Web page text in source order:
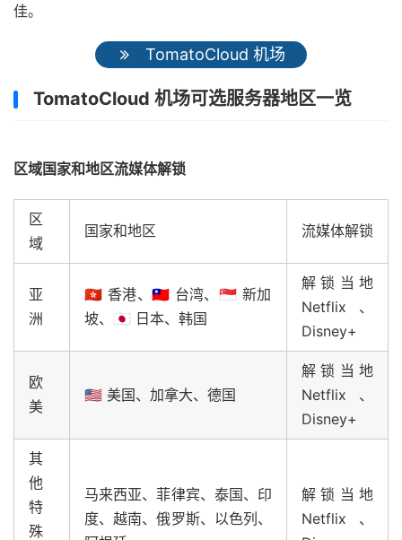
佳。
TomatoCloud 机场
TomatoCloud 机场可选服务器地区一览
区域国家和地区流媒体解锁
区
域
国家和地区 流媒体解锁
亚
洲
🇭🇰 香港、🇹🇼 台湾、🇸🇬 新加
坡、🇯🇵 日本、韩国
解锁当地
Netflix、
Disney+
欧
美
🇺🇸 美国、加拿大、德国
解锁当地
Netflix、
Disney+
其
他
特
殊
马来西亚、菲律宾、泰国、印
度、越南、俄罗斯、以色列、
解锁当地
Netflix、